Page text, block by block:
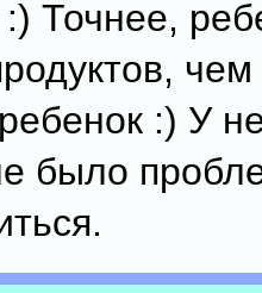
Точнее,
:) У
было